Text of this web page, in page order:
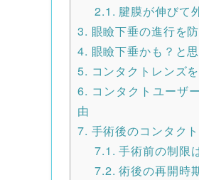
2.1. 腱膜が伸びて
3. 眼瞼下垂の進行を
4. 眼瞼下垂かも？と
5. コンタクトレンズ
6. コンタクトユーザ
由
7. 手術後のコンタク
7.1. 手術前の制限
7.2. 術後の再開時